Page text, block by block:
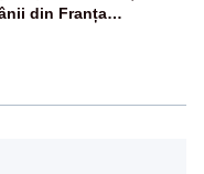
din Franța
minister de